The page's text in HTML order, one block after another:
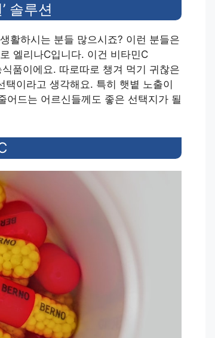
솔루션
활하시는 분들 많으시죠? 이런 분들은
엘리나C입니다. 이건 비타민C
품이에요. 따로따로 챙겨 먹기 귀찮은
이라고 생각해요. 특히 햇볕 노출이
어드는 어르신들께도 좋은 선택지가 될